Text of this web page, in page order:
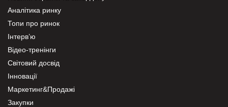
Аналітика ринку
Топи про ринок
Інтерв’ю
Відео-тренінги
Світовий досвід
Інновації
Маркетинг&Продажі
Закупки